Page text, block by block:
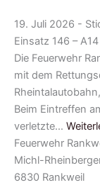
19. Juli 2026 -
Einsatz 146 –
Die Feuerwehr
mit dem
Beim Eintreffen
verletzte…
Feuerwehr
Michl-
6830 Rankweil